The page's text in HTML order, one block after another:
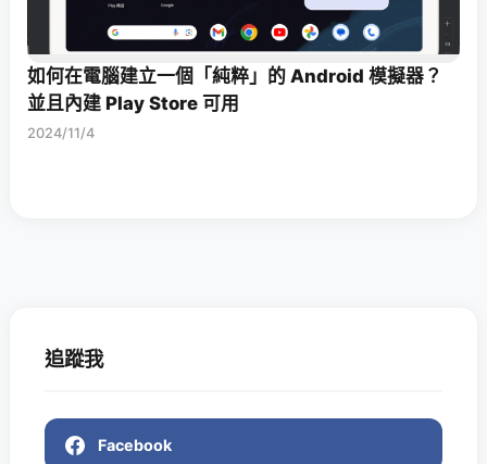
如何在電腦建立一個「純粹」的 Android 模擬器？
並且內建 Play Store 可用
2024/11/4
追蹤我
Facebook